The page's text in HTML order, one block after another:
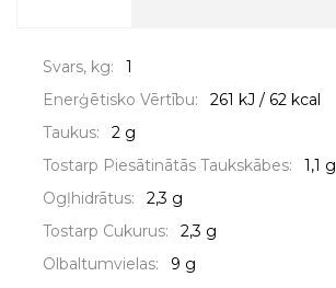
Svars, kg:
1
Enerģētisko Vērtību:
261 kJ / 62 kcal
Taukus:
2 g
Tostarp Piesātinātās Taukskābes:
1,1 g
Ogļhidrātus:
2,3 g
Tostarp Cukurus:
2,3 g
Olbaltumvielas:
9 g